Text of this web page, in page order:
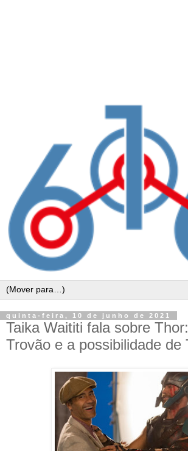
quinta-feira, 10 de junho de 2021
Taika Waititi fala sobre
Trovão e a possibilidade de